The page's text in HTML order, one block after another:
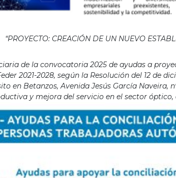
“PROYECTO: CREACIÓN DE UN NUEVO
de la convocatoria 2025 de ayudas a
2021-2028, según la Resolución del 12 de
en Betanzos, Avenida Jesús García
y mejora del servicio en el sector